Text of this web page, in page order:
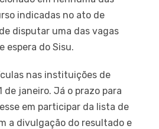
indicadas no ato de
disputar uma das vagas
espera do Sisu.
nas instituições de
de janeiro. Já o prazo para
em participar da lista de
a divulgação do resultado e